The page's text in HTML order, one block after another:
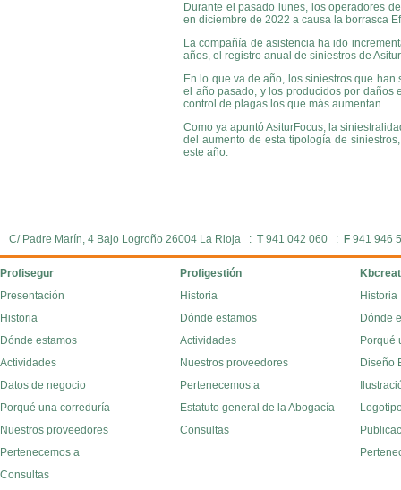
Durante el pasado lunes, los operadores
en diciembre de 2022 a causa la borrasca
La compañía de asistencia ha ido
años, el registro anual de siniestros de
En lo que va de año, los siniestros que
el año pasado, y los producidos por daños
control de plagas los que más aumentan.
Como ya apuntó AsiturFocus, la
del aumento de esta tipología de
este año.
C/ Padre Marín, 4 Bajo Logroño 26004 La Rioja : T941 042 060 : F 941
Profisegur Profigestión
Presentación
Historia
Dónde estamos
Actividades
Datos de negocio
Porqué una correduría
Nuestros proveedores
Pertenecemos a
Consultas
Historia
Dónde estamos
Actividades
Nuestros proveedores
Pertenecemos a
Estatuto general de la Abogacía
Consultas
Historia
Dónde
Porqué
Diseño